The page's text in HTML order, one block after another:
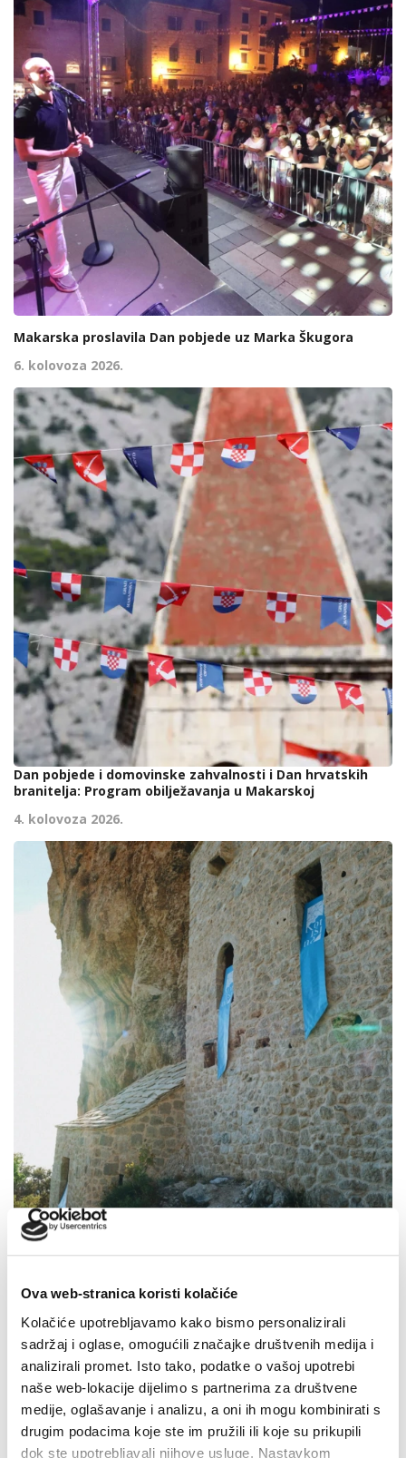
Ova web-stranica koristi kolačiće
Kolačiće upotrebljavamo kako bismo personalizirali
sadržaj i oglase, omogućili značajke društvenih medija i
analizirali promet. Isto tako, podatke o vašoj upotrebi
naše web-lokacije dijelimo s partnerima za društvene
medije, oglašavanje i analizu, a oni ih mogu kombinirati s
drugim podacima koje ste im pružili ili koje su prikupili
dok ste upotrebljavali njihove usluge. Nastavkom
Makarska proslavila Dan pobjede uz Marka Škugora
6. kolovoza 2026.
Dan pobjede i domovinske zahvalnosti i Dan hrvatskih
branitelja: Program obilježavanja u Makarskoj
4. kolovoza 2026.
U petak 7. kolovoza besplatan ulaz u Veliki Kaštel u
Kotišini